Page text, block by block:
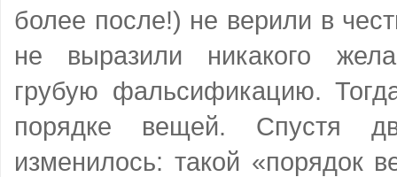
более после!) не верили в
не выразили никакого
грубую фальсификацию.
порядке вещей. Спустя
изменилось: такой «порядок